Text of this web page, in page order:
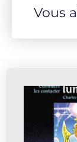
Vous